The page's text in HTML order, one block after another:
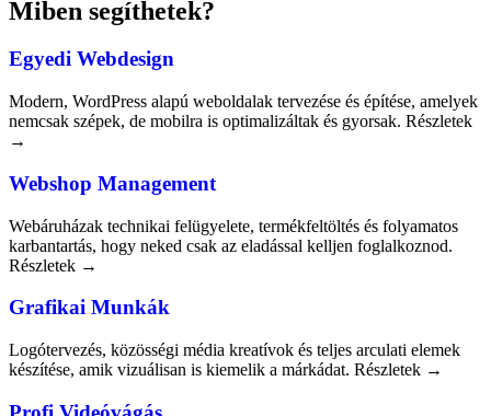
Miben segíthetek?
Egyedi Webdesign
Modern, WordPress alapú weboldalak tervezése és építése, amelyek
nemcsak szépek, de mobilra is optimalizáltak és gyorsak. Részletek
→
Webshop Management
Webáruházak technikai felügyelete, termékfeltöltés és folyamatos
karbantartás, hogy neked csak az eladással kelljen foglalkoznod.
Részletek →
Grafikai Munkák
Logótervezés, közösségi média kreatívok és teljes arculati elemek
készítése, amik vizuálisan is kiemelik a márkádat. Részletek →